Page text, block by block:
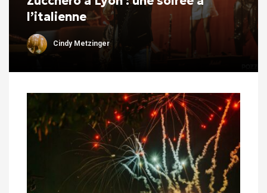
l’italienne
Cindy Metzinger